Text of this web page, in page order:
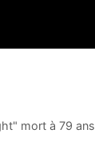
mort à 79 ans